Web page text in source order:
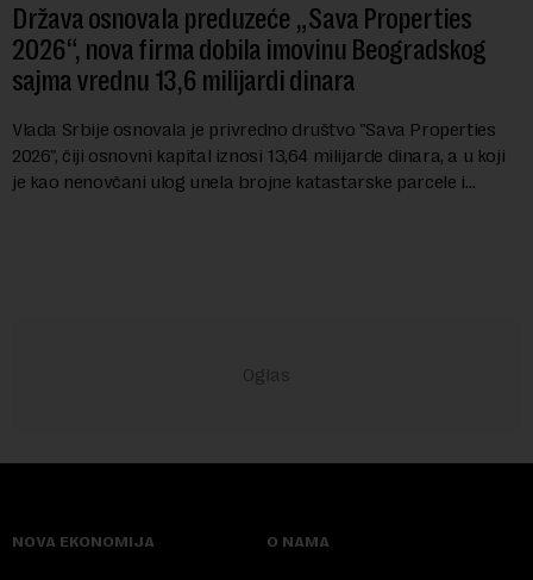
Država osnovala preduzeće „Sava Properties
2026“, nova firma dobila imovinu Beogradskog
sajma vrednu 13,6 milijardi dinara
Vlada Srbije osnovala je privredno društvo "Sava Properties
2026", čiji osnovni kapital iznosi 13,64 milijarde dinara, a u koji
je kao nenovčani ulog unela brojne katastarske parcele i
NOVA EKONOMIJA O NAMA